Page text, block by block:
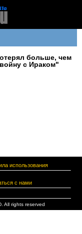
больше, чем
с Ираком"
использования
с нами
All rights reserved